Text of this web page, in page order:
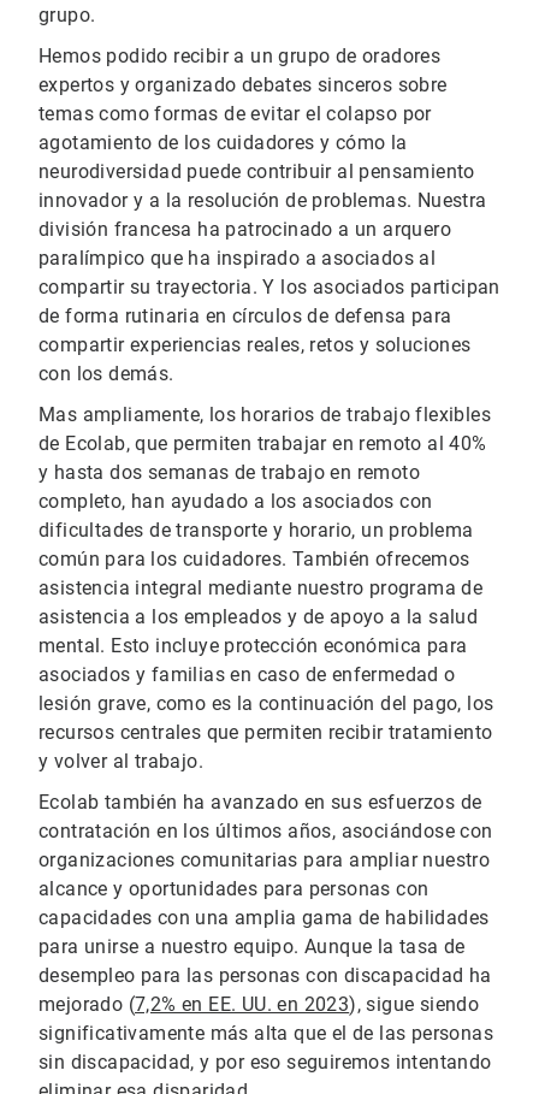
grupo.
Hemos podido recibir a un grupo de oradores
expertos y organizado debates sinceros sobre
temas como formas de evitar el colapso por
agotamiento de los cuidadores y cómo la
neurodiversidad puede contribuir al pensamiento
innovador y a la resolución de problemas. Nuestra
división francesa ha patrocinado a un arquero
paralímpico que ha inspirado a asociados al
compartir su trayectoria. Y los asociados participan
de forma rutinaria en círculos de defensa para
compartir experiencias reales, retos y soluciones
con los demás.
Mas ampliamente, los horarios de trabajo flexibles
de Ecolab, que permiten trabajar en remoto al 40%
y hasta dos semanas de trabajo en remoto
completo, han ayudado a los asociados con
dificultades de transporte y horario, un problema
común para los cuidadores. También ofrecemos
asistencia integral mediante nuestro programa de
asistencia a los empleados y de apoyo a la salud
mental. Esto incluye protección económica para
asociados y familias en caso de enfermedad o
lesión grave, como es la continuación del pago, los
recursos centrales que permiten recibir tratamiento
y volver al trabajo.
Ecolab también ha avanzado en sus esfuerzos de
contratación en los últimos años, asociándose con
organizaciones comunitarias para ampliar nuestro
alcance y oportunidades para personas con
capacidades con una amplia gama de habilidades
para unirse a nuestro equipo. Aunque la tasa de
desempleo para las personas con discapacidad ha
mejorado (7,2% en EE. UU. en 2023), sigue siendo
significativamente más alta que el de las personas
sin discapacidad, y por eso seguiremos intentando